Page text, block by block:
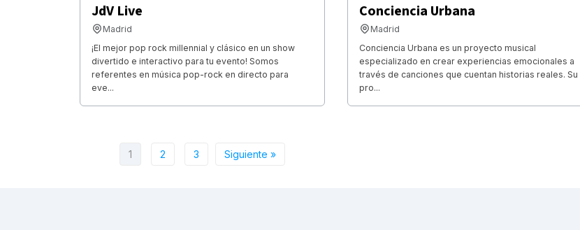
JdV Live
Madrid
¡El mejor pop rock millennial y clásico en un show
divertido e interactivo para tu evento! Somos
referentes en música pop-rock en directo para
eve...
Conciencia Urbana
Madrid
Conciencia Urbana es un proyecto musical
especializado en crear experiencias emocionales a
través de canciones que cuentan historias reales. Su
pro...
1 2 3 Siguiente »